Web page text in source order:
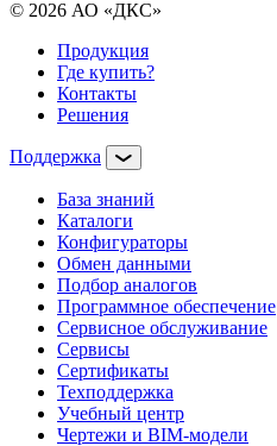
© 2026 АО «ДКС»
Продукция
Где купить?
Контакты
Решения
Поддержка
База знаний
Каталоги
Конфигураторы
Обмен данными
Подбор аналогов
Программное обеспечение
Сервисное обслуживание
Сервисы
Сертификаты
Техподдержка
Учебный центр
Чертежи и BIM-модели